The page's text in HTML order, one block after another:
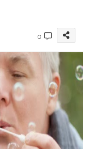
0